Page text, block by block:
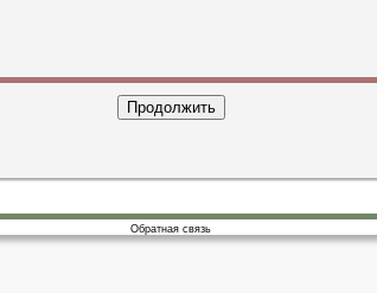
Обратная связь